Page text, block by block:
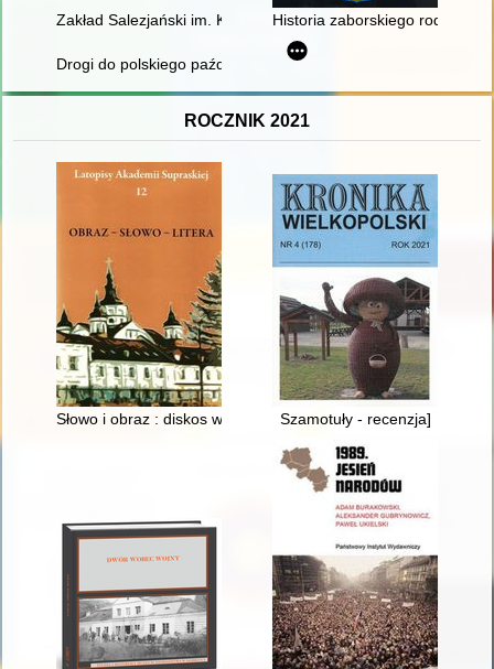
Zakład Salezjański im. Księdza Bosko w Oświęcimiu : kronika.
Historia zaborskiego rodu
Drogi do polskiego października 1956 roku
ROCZNIK 2021
Słowo i obraz : diskos w drukowanych służebnikach
Szamotuły - recenzja]